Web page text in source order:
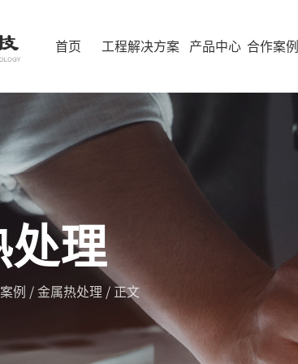
首页 工程解决方案 产品中心 合作案例
处理
例 / 金属热处理 / 正文